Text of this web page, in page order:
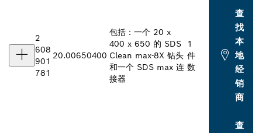
2
608
901
781
20.00650400
包括：一个 20 x
400 x 650 的 SDS
Clean max-8X 钻头
和一个 SDS max 连
接器
1
件
数
查
找
本
地
经
销
商
查